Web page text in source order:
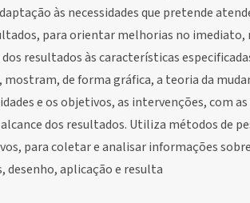
às necessidades que pretende
para orientar melhorias no imediato,
dos resultados às características
mostram, de forma gráfica, a teoria da
e os objetivos, as intervenções, com
dos resultados. Utiliza métodos de
para coletar e analisar informações sobre
desenho, aplicação e resulta